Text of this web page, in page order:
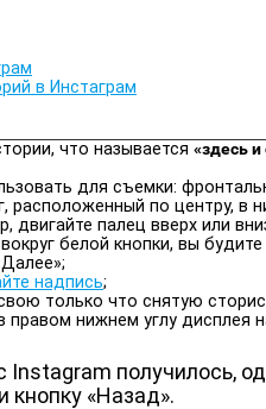
в Инстаграм
что называется «здесь и
для съемки:
расположенный по центру, в
палец вверх или
белой кнопки, вы
надпись;
только что снятую
нижнем углу дисплея
Instagram получилось,
кнопку «Назад».